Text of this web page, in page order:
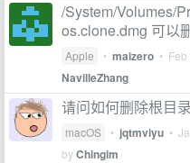
/System/Volumes/
os.clone.dmg 可以
Apple • maizero •
NavilleZhang
请问如何删除根目
macOS • jqtmviyu •
byChingim